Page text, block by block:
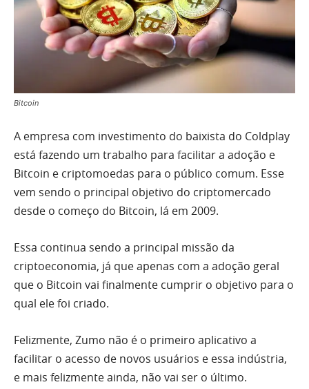
Bitcoin
A empresa com investimento do baixista do Coldplay
está fazendo um trabalho para facilitar a adoção e
Bitcoin e criptomoedas para o público comum. Esse
vem sendo o principal objetivo do criptomercado
desde o começo do Bitcoin, lá em 2009.
Essa continua sendo a principal missão da
criptoeconomia, já que apenas com a adoção geral
que o Bitcoin vai finalmente cumprir o objetivo para o
qual ele foi criado.
Felizmente, Zumo não é o primeiro aplicativo a
facilitar o acesso de novos usuários e essa indústria,
e mais felizmente ainda, não vai ser o último.